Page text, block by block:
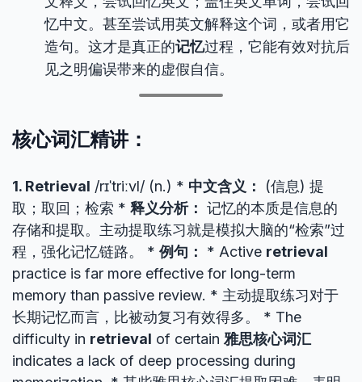
忆中文。甚至尝试用英文解释这个词，或者用它
造句。这才是真正的记忆过程，它能有效对抗后
见之明偏误带来的虚假自信。
核心词汇精讲：
1. Retrieval /rɪˈtriːvl/ (n.) * 中文含义：
(信息) 提
取；取回；检索 * 释义分析： 记忆的本质是信息的
存储和提取。主动提取练习就是模拟大脑的“检索”过
程，强化记忆链路。 * 例句： * Active retrieval
practice is far more effective for long-term
memory than passive review. * 主动提取练习对于
长期记忆而言，比被动复习有效得多。 * The
difficulty in retrieval of certain 雅思核心词汇
indicates a lack of deep processing during